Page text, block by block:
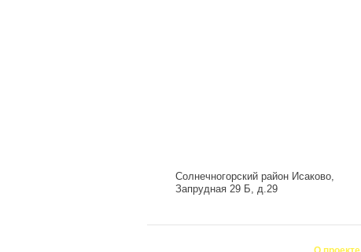
Солнечногорский район Исаково,
Запрудная 29 Б, д.29